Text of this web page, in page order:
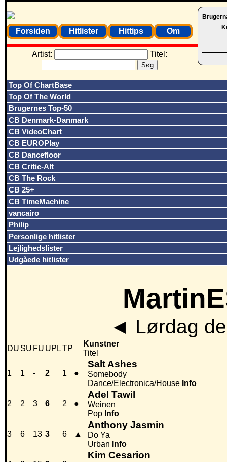
Forsiden Hitlister Hittips Om
Artist: Titel:
Top Of ChartBase
Top Of The World
Brugernes Top-50
CB Denmark-Danmark
CB VideoChart
CB EUROPlay
CB Dancefloor
CB Critic-Alt
CB The Rock
CB 25+
CB TimeMachine
vancairo
Philip
Personlige hitlister
Lejlighedslister
Udgåede hitlister
◄ Lørdag
DU SU FU UPLTP
Kunstner
Titel
1 1 - 2 1 ●
Salt Ashes
Somebody
Dance/Electronica/House Info
2 2 3 6 2 ●
Adel Tawil
Weinen
Pop Info
3 6 13 3 6 ▲
Anthony Jasmin
Do Ya
Urban Info
Kim Cesarion